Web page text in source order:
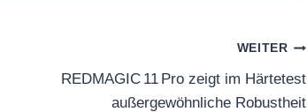
WEITER
REDMAGIC 11 Pro zeigt im Härtetest
außergewöhnliche Robustheit